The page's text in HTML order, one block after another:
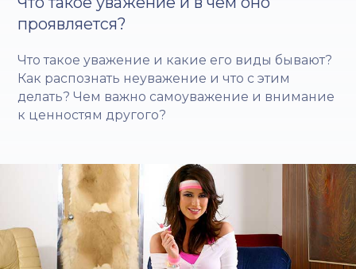
проявляется?
Что такое уважение и какие его виды бывают?
Как распознать неуважение и что с этим
делать? Чем важно самоуважение и внимание
к ценностям другого?